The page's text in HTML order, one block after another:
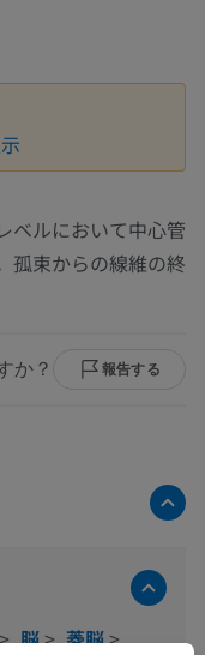
ベルにおいて中心管
孤束からの線維の終
か？ 報告する
> 脳> 菱脳>